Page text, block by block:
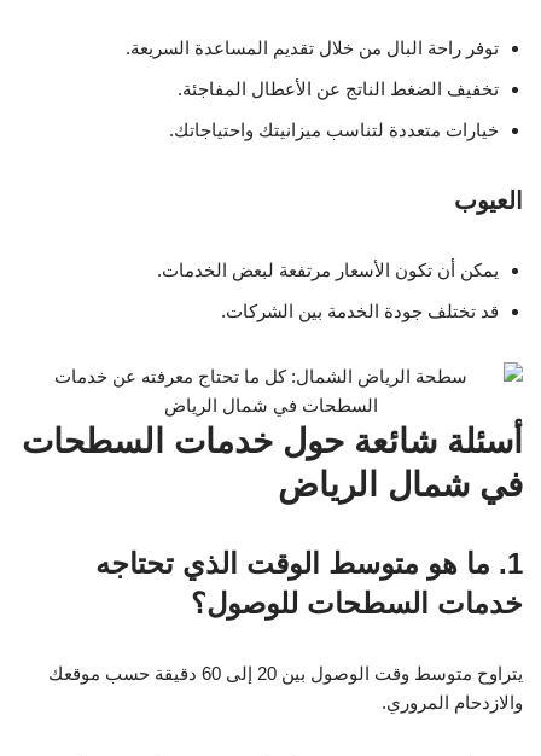
توفر راحة البال من خلال تقديم المساعدة السريعة.
تخفيف الضغط الناتج عن الأعطال المفاجئة.
خيارات متعددة لتناسب ميزانيتك واحتياجاتك.
العيوب
يمكن أن تكون الأسعار مرتفعة لبعض الخدمات.
قد تختلف جودة الخدمة بين الشركات.
أسئلة شائعة حول خدمات السطحات
في شمال الرياض
1. ما هو متوسط الوقت الذي تحتاجه
خدمات السطحات للوصول؟
يتراوح متوسط وقت الوصول بين 20 إلى 60 دقيقة حسب موقعك
والازدحام المروري.